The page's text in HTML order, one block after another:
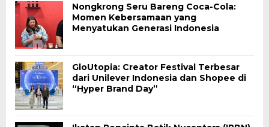
Nongkrong Seru Bareng Coca-Cola:
Momen Kebersamaan yang
Menyatukan Generasi Indonesia
GloUtopia: Creator Festival Terbesar
dari Unilever Indonesia dan Shopee di
“Hyper Brand Day”